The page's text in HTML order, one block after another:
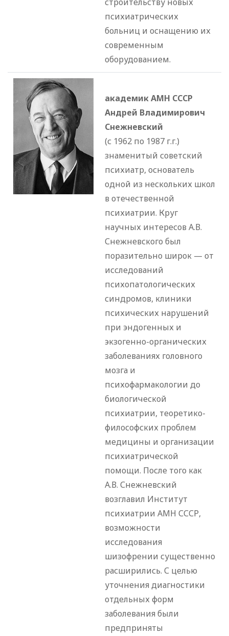
психиатрических
больниц и оснащению их
современным
оборудованием.
академик АМН СССР
Андрей Владимирович
Снежневский
(с 1962 по 1987 г.г.)
знаменитый советский
психиатр, основатель
одной из нескольких школ
в отечественной
психиатрии. Круг
научных интересов А.В.
Снежневского был
поразительно широк — от
исследований
психопатологических
синдромов, клиники
психических нарушений
при эндогенных и
экзогенно-органических
заболеваниях головного
мозга и
психофармакологии до
биологической
психиатрии, теоретико-
философских проблем
медицины и организации
психиатрической
помощи. После того как
А.В. Снежневский
возглавил Институт
психиатрии АМН СССР,
возможности
исследования
шизофрении существенно
расширились. С целью
уточнения диагностики
отдельных форм
заболевания были
предприняты